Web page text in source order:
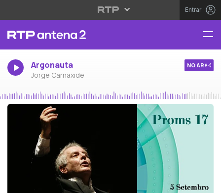
Entrar
Argonauta
Jorge Carnaxide
NO AR